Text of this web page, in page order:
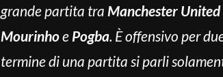
grande partita tra Manchester United
Mourinhoe Pogba. È offensivo per
termine di una partita si parli